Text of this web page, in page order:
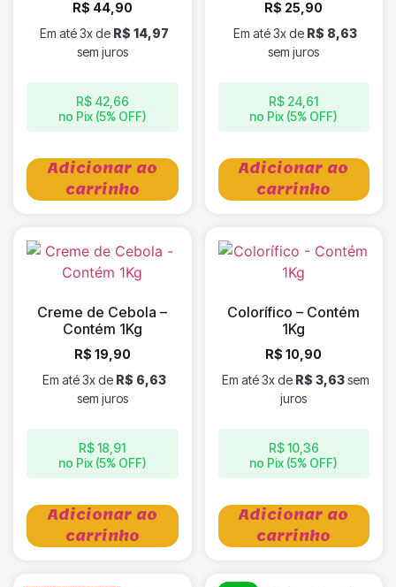
R$ 44,90
R$42,66
no Pix (5% OFF)
Em até 3x de R$ 14,97
sem juros
Adicionar ao
carrinho
R$ 25,90
R$ 24,61
no Pix (5% OFF)
Em até 3x de R$ 8,63
sem juros
Adicionar ao
carrinho
Creme de Cebola –
Contém 1Kg
R$ 19,90
R$18,91
no Pix (5% OFF)
Em até 3x de R$ 6,63
sem juros
Adicionar ao
carrinho
Colorífico – Contém
1Kg
R$ 10,90
R$10,36
no Pix (5% OFF)
Em até 3x de R$ 3,63sem
juros
Adicionar ao
carrinho